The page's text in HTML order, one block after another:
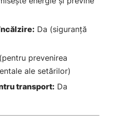
Da (siguranță
prevenirea
ale setărilor)
transport: Da